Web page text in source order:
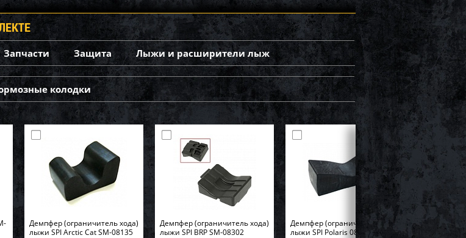
Запчасти Защита Лыжи и расширители лыж
колодки
Демпфер (ограничитель хода)
лыжи SPI Arctic Cat SM-08135
Демпфер (ограничитель хода)
лыжи SPI BRP SM-08302
Демпфер (ограничитель хода)
лыжи SPI Polaris 08-325-03